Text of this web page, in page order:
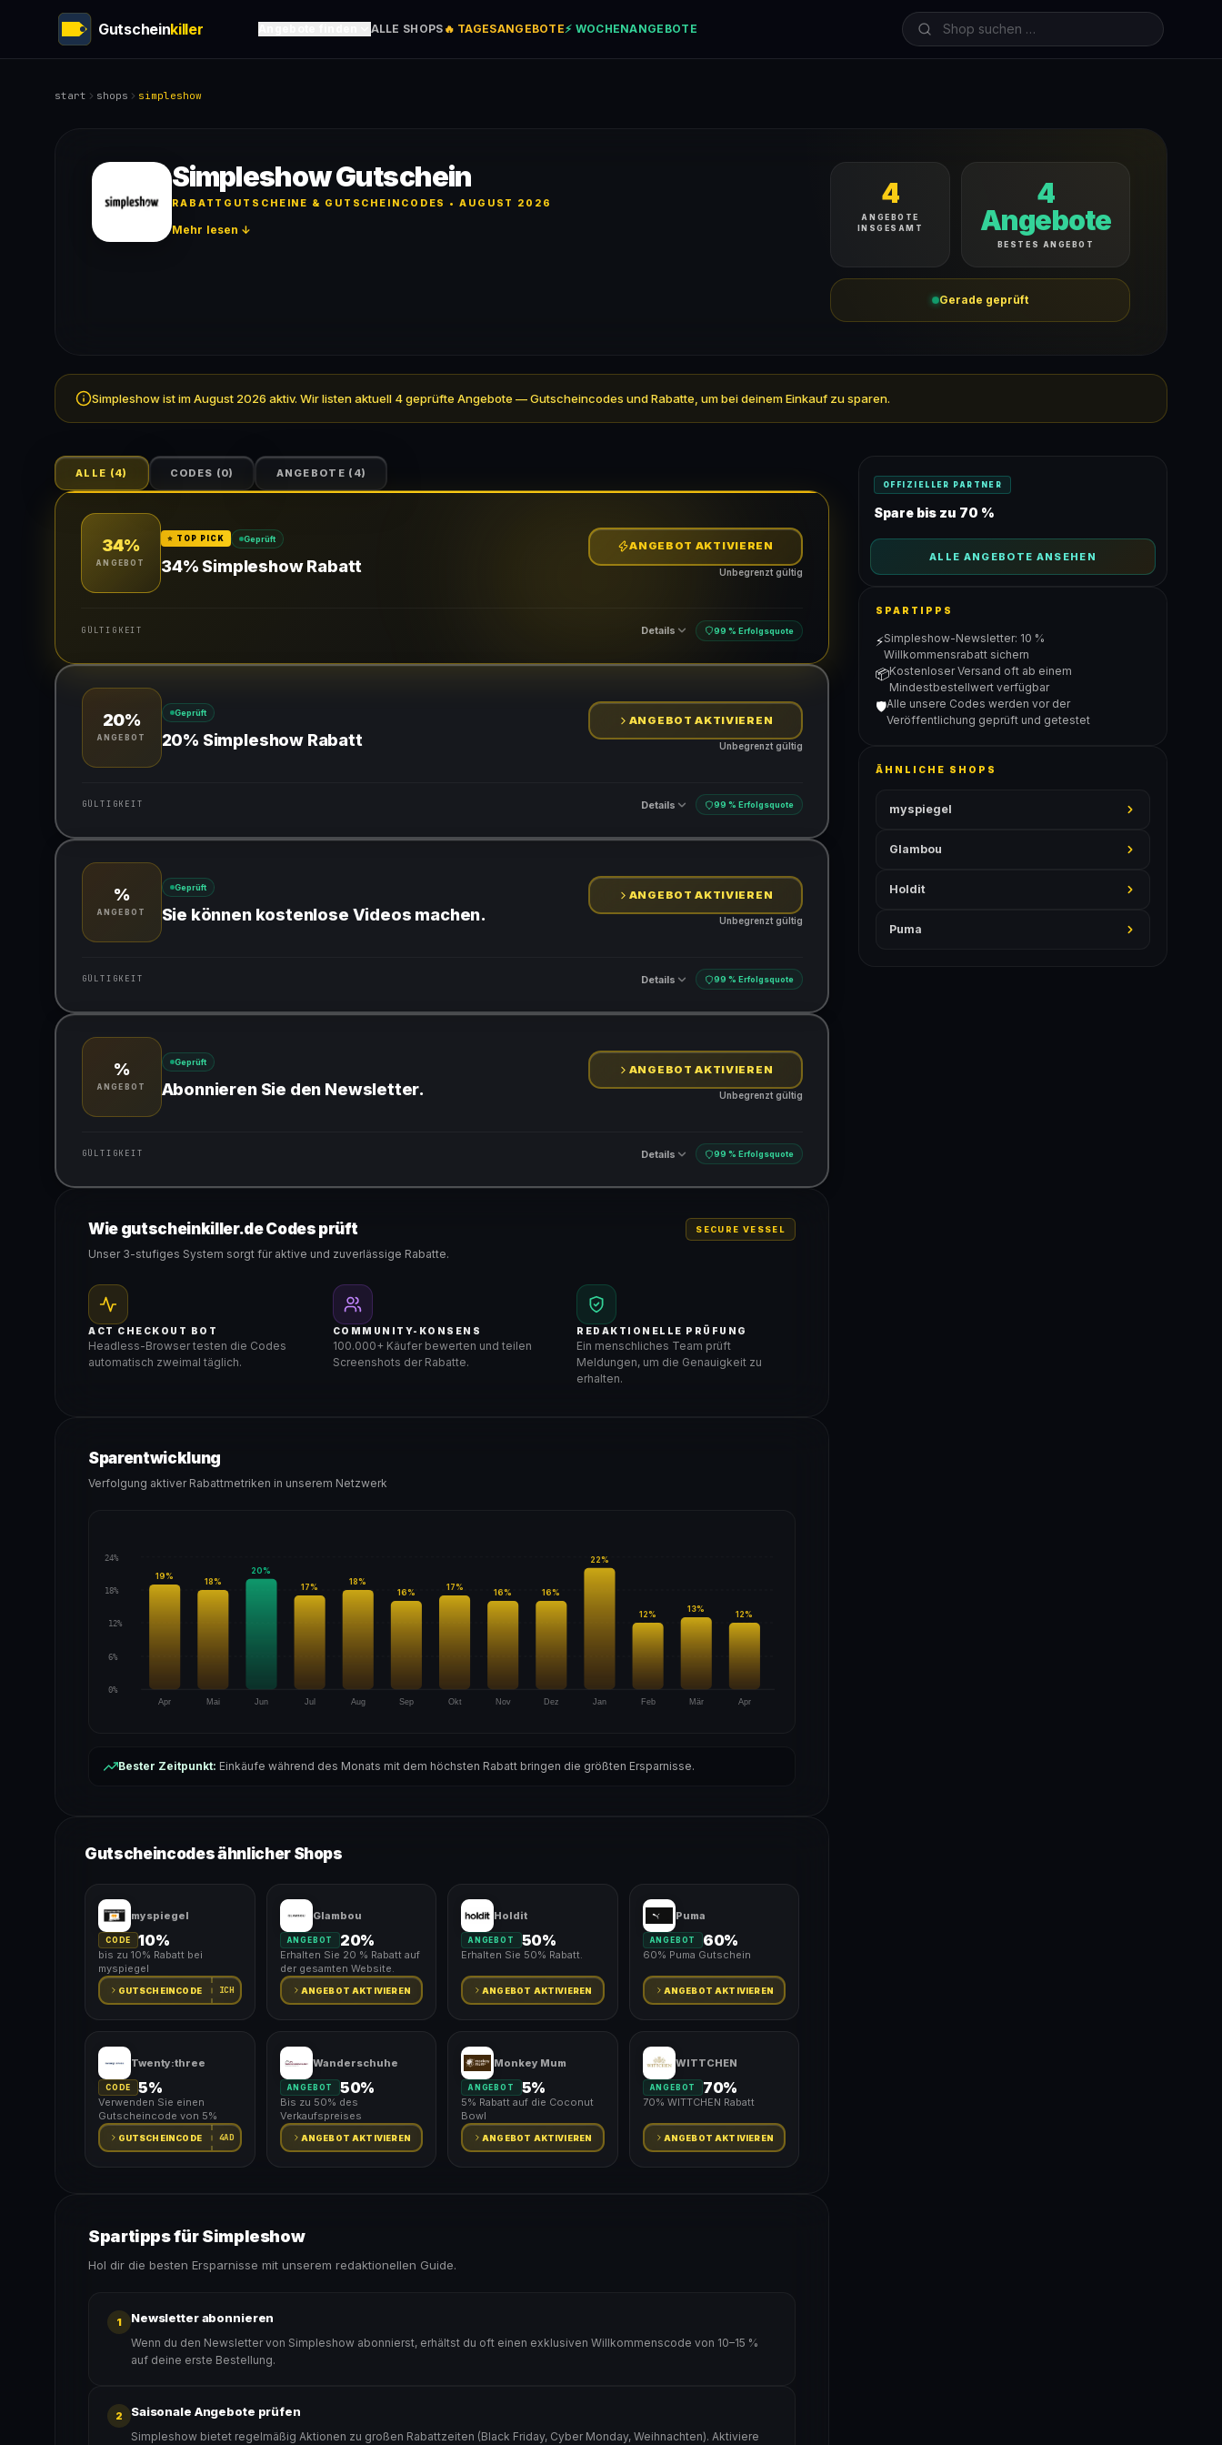
Gutscheinkiller ALLE SHOPS 🔥 TAGESANGEBOTE⚡ WOCHENANGEBOTE
start shops simpleshow
Simpleshow Gutschein
RABATTGUTSCHEINE & GUTSCHEINCODES • AUGUST 2026
Mehr lesen ↓
4
ANGEBOTE
INSGESAMT
4
Angebote
BESTES ANGEBOT
Gerade geprüft
Simpleshow ist im August 2026 aktiv. Wir listen aktuell 4 geprüfte Angebote — Gutscheincodes und Rabatte, um bei deinem Einkauf zu sparen.
ALLE (4) CODES (0) ANGEBOTE ( 4)
34%
ANGEBOT
⭐ TOP PICK Geprüft
34% Simpleshow Rabatt
ANGEBOT AKTIVIEREN
Unbegrenzt gültig
GÜLTIGKEIT Details 99 % Erfolgsquote
Gültig für teilnehmende Produkte
20%
ANGEBOT
Geprüft
20% Simpleshow Rabatt
ANGEBOT AKTIVIEREN
Unbegrenzt gültig
GÜLTIGKEIT Details 99 % Erfolgsquote
Gültig für teilnehmende Produkte
%
ANGEBOT
Geprüft
Sie können kostenlose Videos machen.
ANGEBOT AKTIVIEREN
Unbegrenzt gültig
GÜLTIGKEIT Details 99 % Erfolgsquote
Gültig für teilnehmende Produkte
%
ANGEBOT
Geprüft
Abonnieren Sie den Newsletter.
ANGEBOT AKTIVIEREN
Unbegrenzt gültig
GÜLTIGKEIT Details 99 % Erfolgsquote
Gültig für teilnehmende Produkte
Wie gutscheinkiller.de Codes prüft
Unser 3-stufiges System sorgt für aktive und zuverlässige Rabatte.
SECURE VESSEL
ACT CHECKOUT BOT
Headless-Browser testen die Codes
automatisch zweimal täglich.
COMMUNITY-KONSENS
100.000+ Käufer bewerten und teilen
Screenshots der Rabatte.
REDAKTIONELLE PRÜFUNG
Ein menschliches Team prüft
Meldungen, um die Genauigkeit zu
erhalten.
Sparentwicklung
Verfolgung aktiver Rabattmetriken in unserem Netzwerk
24%
18%
12%
6%
0%
Apr
19%
Mai
18%
Jun
20%
Jul
17%
Aug
18%
Sep
16%
Okt
17%
Nov
16%
Dez
16%
Jan
22%
Feb
12%
Mär
13%
Apr
12%
Bester Zeitpunkt: Einkäufe während des Monats mit dem höchsten Rabatt bringen die größten Ersparnisse.
Gutscheincodes ähnlicher Shops
myspiegel
CODE 10%
bis zu 10% Rabatt bei
myspiegel
GUTSCHEINCODE ICH
Glambou
ANGEBOT 20%
Erhalten Sie 20 % Rabatt auf
der gesamten Website.
ANGEBOT AKTIVIEREN
Holdit
ANGEBOT 50%
Erhalten Sie 50% Rabatt.
ANGEBOT AKTIVIEREN
Puma
ANGEBOT 60%
60% Puma Gutschein
ANGEBOT AKTIVIEREN
Twenty:three
CODE 5%
Verwenden Sie einen
Gutscheincode von 5%
GUTSCHEINCODE 4AD
Wanderschuhe
ANGEBOT 50%
Bis zu 50% des
Verkaufspreises
ANGEBOT AKTIVIEREN
Monkey Mum
ANGEBOT 5%
5% Rabatt auf die Coconut
Bowl
ANGEBOT AKTIVIEREN
WITTCHEN
ANGEBOT 70%
70% WITTCHEN Rabatt
ANGEBOT AKTIVIEREN
Spartipps für Simpleshow
Hol dir die besten Ersparnisse mit unserem redaktionellen Guide.
1 Newsletter abonnieren
Wenn du den Newsletter von Simpleshow abonnierst, erhältst du oft einen exklusiven Willkommenscode von 10–15 %
auf deine erste Bestellung.
2 Saisonale Angebote prüfen
Simpleshow bietet regelmäßig Aktionen zu großen Rabattzeiten (Black Friday, Cyber Monday, Weihnachten). Aktiviere
OFFIZIELLER PARTNER
Spare bis zu 70 %
ALLE ANGEBOTE ANSEHEN
SPARTIPPS
⚡Simpleshow-Newsletter: 10 %
Willkommensrabatt sichern
📦Kostenloser Versand oft ab einem
Mindestbestellwert verfügbar
🛡️Alle unsere Codes werden vor der
Veröffentlichung geprüft und getestet
ÄHNLICHE SHOPS
myspiegel
Glambou
Holdit
Puma